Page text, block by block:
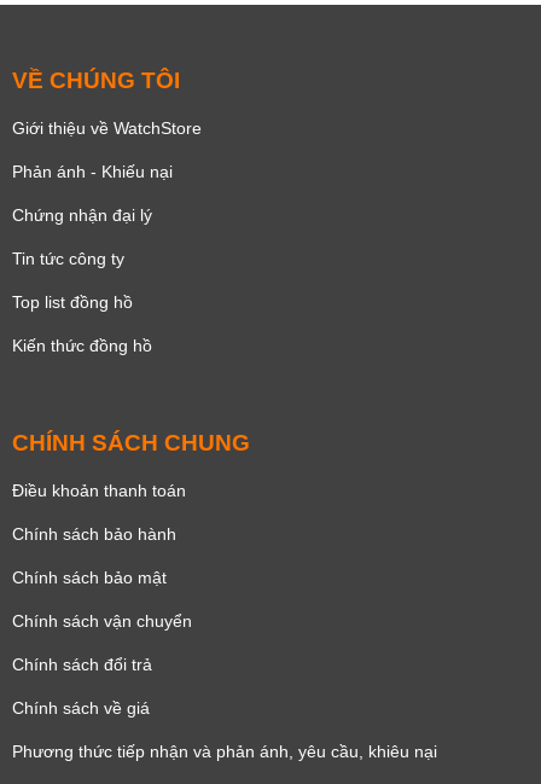
VỀ CHÚNG TÔI
Giới thiệu về WatchStore
Phản ánh - Khiếu nại
Chứng nhận đại lý
Tin tức công ty
Top list đồng hồ
Kiến thức đồng hồ
CHÍNH SÁCH CHUNG
Điều khoản thanh toán
Chính sách bảo hành
Chính sách bảo mật
Chính sách vận chuyển
Chính sách đổi trả
Chính sách về giá
Phương thức tiếp nhận và phản ánh, yêu cầu, khiêu nại